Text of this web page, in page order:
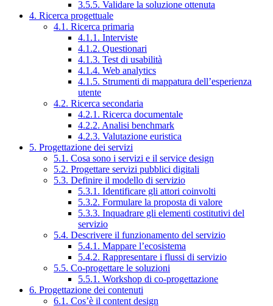
3.5.5. Validare la soluzione ottenuta
4. Ricerca progettuale
4.1. Ricerca primaria
4.1.1. Interviste
4.1.2. Questionari
4.1.3. Test di usabilità
4.1.4. Web analytics
4.1.5. Strumenti di mappatura dell’esperienza
utente
4.2. Ricerca secondaria
4.2.1. Ricerca documentale
4.2.2. Analisi benchmark
4.2.3. Valutazione euristica
5. Progettazione dei servizi
5.1. Cosa sono i servizi e il service design
5.2. Progettare servizi pubblici digitali
5.3. Definire il modello di servizio
5.3.1. Identificare gli attori coinvolti
5.3.2. Formulare la proposta di valore
5.3.3. Inquadrare gli elementi costitutivi del
servizio
5.4. Descrivere il funzionamento del servizio
5.4.1. Mappare l’ecosistema
5.4.2. Rappresentare i flussi di servizio
5.5. Co-progettare le soluzioni
5.5.1. Workshop di co-progettazione
6. Progettazione dei contenuti
6.1. Cos’è il content design